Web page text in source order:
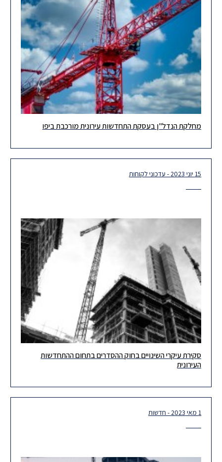
צוות ההתחדשות העירונית במחלקת הנדל"ן ייצג את בעלי הדירות
מחלקת הנדל"ן בעסקת התחדשות עירונית מורכבת ביפו
15 יוני 2023 - עדכוני לקוחות
לקוחות יקרים, הרינו להביא לידיעתכם את עיקרי השינויים בתחום
סקירת עיקרי השינויים בחוק ההסדרים בתחום ההתחדשות
העירונית
1 מאי 2023 - חדשות